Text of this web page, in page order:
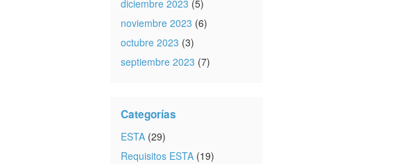
diciembre 2023 (5)
noviembre 2023 (6)
octubre 2023 (3)
septiembre 2023 (7)
Categorías
ESTA (29)
Requisitos ESTA (19)